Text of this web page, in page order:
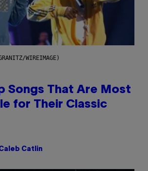
WIREIMAGE)
Songs That Are Most
for Their Classic
Catlin